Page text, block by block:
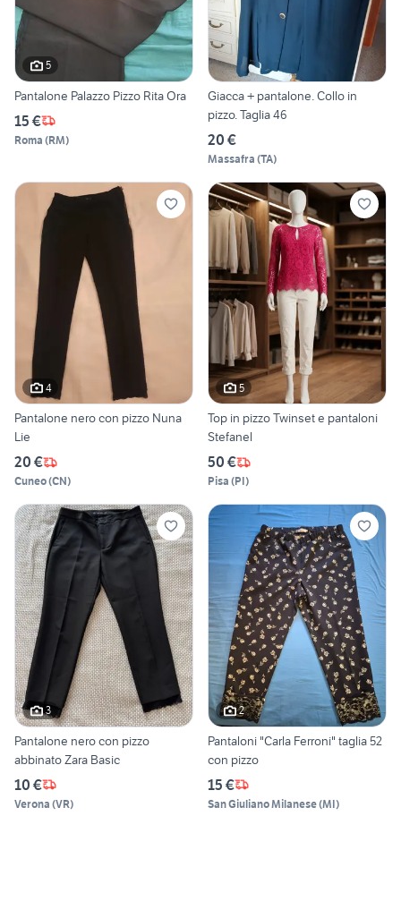
5
Pantalone Palazzo Pizzo Rita Ora
15 €
Roma (RM)
Giacca + pantalone. Collo in
pizzo. Taglia 46
20 €
Massafra (TA)
4
Pantalone nero con pizzo Nuna
Lie
20 €
Cuneo(CN)
5
Top in pizzo Twinset e pantaloni
Stefanel
50 €
Pisa (PI)
3
Pantalone nero con pizzo
abbinato Zara Basic
10 €
Verona (VR)
2
Pantaloni "Carla Ferroni" taglia 52
con pizzo
15 €
San Giuliano Milanese(MI)